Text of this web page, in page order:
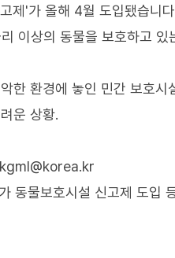
제'가 올해 4월 도입됐습니
이상의 동물을 보호하고 있
한 환경에 놓인 민간 보호시
운 상황.
동물보호시설 신고제 도입